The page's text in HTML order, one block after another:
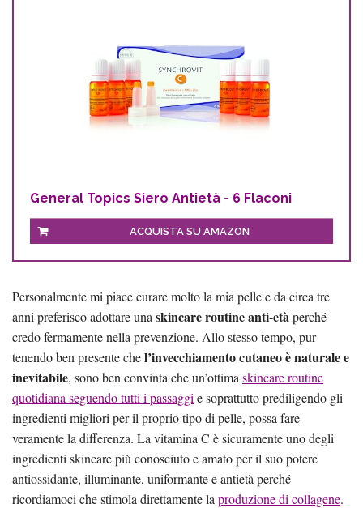
General Topics Siero Antietà - 6 Flaconi
ACQUISTA SU AMAZON
Personalmente mi piace curare molto la mia pelle e da circa tre
anni preferisco adottare una skincare routine anti-etàperché
credo fermamente nella prevenzione. Allo stesso tempo, pur
tenendo ben presente chel’invecchiamento cutaneo è naturale e
inevitabile, sono ben convinta che un’ottima skincare routine
quotidiana seguendo tutti i passaggi e soprattutto prediligendo gli
ingredienti migliori per il proprio tipo di pelle, possa fare
veramente la differenza. La vitamina C è sicuramente uno degli
ingredienti skincare più conosciuto e amato per il suo potere
antiossidante, illuminante, uniformante e antietà perché
ricordiamoci che stimola direttamente la produzione di collagene.